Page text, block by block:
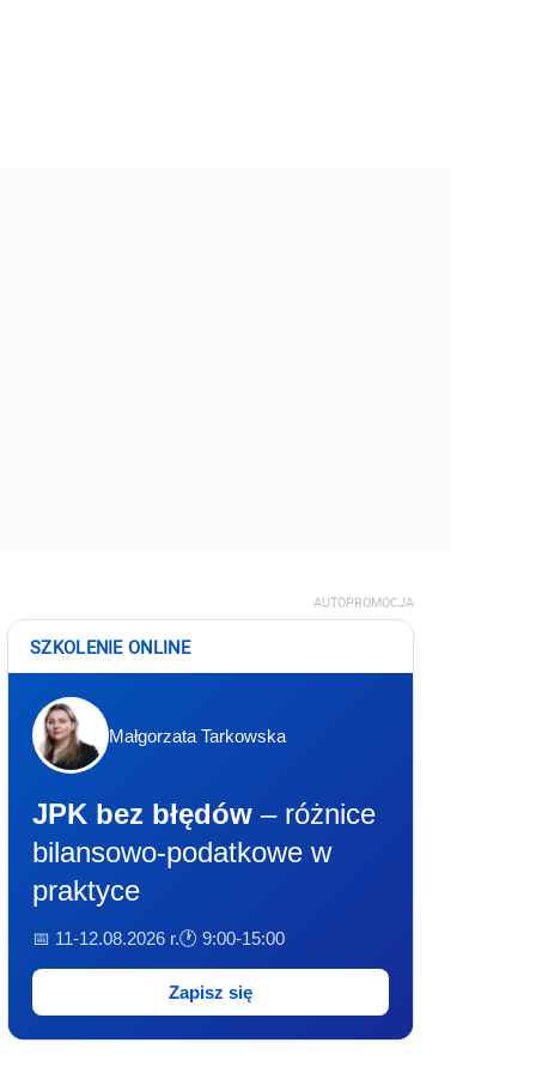
AUTOPROMOCJA
SZKOLENIE ONLINE
Małgorzata Tarkowska
JPK bez błędów – różnice
bilansowo-podatkowe w
praktyce
📅 11-12.08.2026 r.🕐 9:00-15:00
Zapisz się